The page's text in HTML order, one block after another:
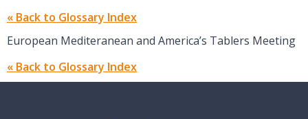
« Back to Glossary Index
European Mediteranean and America’s Tablers Meeting
« Back to Glossary Index